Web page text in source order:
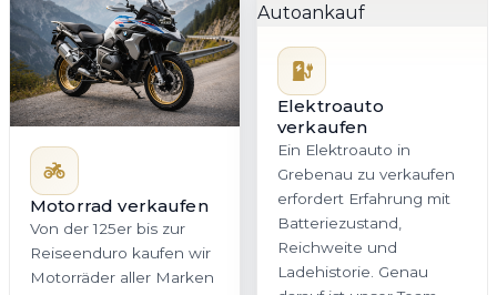
Motorrad verkaufen
Von der 125er bis zur
Reiseenduro kaufen wir
Motorräder aller Marken
Elektroauto
verkaufen
Ein Elektroauto in
Grebenau zu verkaufen
erfordert Erfahrung mit
Batteriezustand,
Reichweite und
Ladehistorie. Genau